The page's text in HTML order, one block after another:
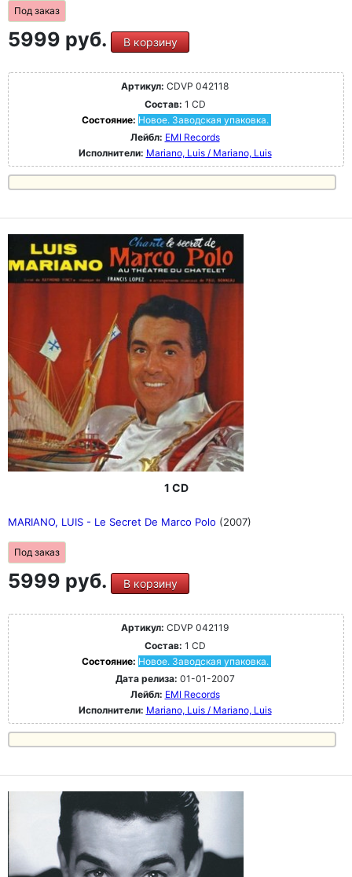
Под заказ
5999 руб. В корзину
Артикул: CDVP 042118
Состав: 1 CD
Состояние: Новое. Заводская упаковка.
Лейбл: EMI Records
Исполнители: Mariano, Luis / Mariano, Luis
1 CD
MARIANO, LUIS - Le Secret De Marco Polo (2007)
Под заказ
5999 руб. В корзину
Артикул: CDVP 042119
Состав: 1 CD
Состояние: Новое. Заводская упаковка.
Дата релиза: 01-01-2007
Лейбл: EMI Records
Исполнители: Mariano, Luis / Mariano, Luis